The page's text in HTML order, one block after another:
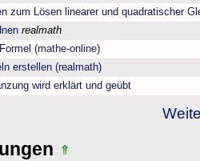
zum Lösen linearer und quadratischer
realmath
(mathe-online)
erstellen (realmath)
wird erklärt und geübt